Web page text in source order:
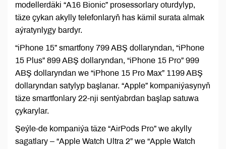
modellerdäki “A16 Bionic” prosessorlary oturdylyp,
täze çykan akylly telefonlaryň has kämil surata almak
aýratynlygy bardyr.
“iPhone 15” smartfony 799 ABŞ dollaryndan, “iPhone
15 Plus” 899 ABŞ dollaryndan, “iPhone 15 Pro” 999
ABŞ dollaryndan we “iPhone 15 Pro Max” 1199 ABŞ
dollaryndan satylyp başlanar. “Apple” kompaniýasynyň
täze smartfonlary 22-nji sentýabrdan başlap satuwa
çykarylar.
Şeýle-de kompaniýa täze “AirPods Pro” we akylly
sagatlary – “Apple Watch Ultra 2” we “Apple Watch